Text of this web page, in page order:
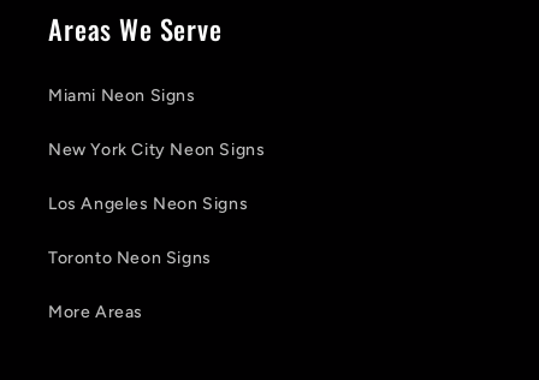
Areas We Serve
Miami Neon Signs
New York City Neon Signs
Los Angeles Neon Signs
Toronto Neon Signs
More Areas